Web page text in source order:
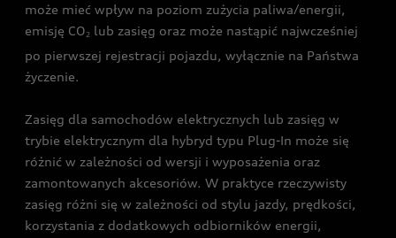
może mieć wpływ na poziom zużycia paliwa/energii,
emisję CO2 lub zasięg oraz może nastąpić najwcześniej
po pierwszej rejestracji pojazdu, wyłącznie na Państwa
życzenie.
Zasięg dla samochodów elektrycznych lub zasięg w
trybie elektrycznym dla hybryd typu Plug-In może się
różnić w zależności od wersji i wyposażenia oraz
zamontowanych akcesoriów. W praktyce rzeczywisty
zasięg różni się w zależności od stylu jazdy, prędkości,
korzystania z dodatkowych odbiorników energii,